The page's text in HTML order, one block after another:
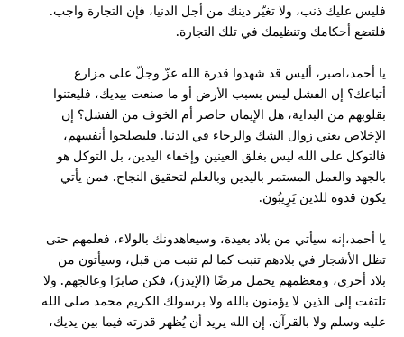
فليس عليك ذنب، ولا تغيّر دينك من أجل الدنيا، فإن التجارة واجب.
فلتضع أحكامك وتنظيمك في تلك التجارة.
يا أحمد،اصبر، أليس قد شهدوا قدرة الله عزّ وجلّ على مزارع
أتباعك؟ إن الفشل ليس بسبب الأرض أو ما صنعت بيديك، فليعتنوا
بقلوبهم من البداية، هل الإيمان حاضر أم الخوف من الفشل؟ إن
الإخلاص يعني زوال الشك والرجاء في الدنيا. فليصلحوا أنفسهم،
فالتوكل على الله ليس بغلق العينين وإخفاء اليدين، بل التوكل هو
بالجهد والعمل المستمر باليدين وبالعلم لتحقيق النجاح. فمن يأتي
يكون قدوة للذين يَرِيبُون.
يا أحمد،إنه سيأتي من بلاد بعيدة، وسيعاهدونك بالولاء، فعلمهم حتى
تظل الأشجار في بلادهم تنبت كما لم تنبت من قبل، وسيأتون من
بلاد أخرى، ومعظمهم يحمل مرضًا (الإيدز)، فكن صابرًا وعالجهم. ولا
تلتفت إلى الذين لا يؤمنون بالله ولا برسولك الكريم محمد صلى الله
عليه وسلم ولا بالقرآن. إن الله يريد أن يُظهر قدرته فيما بين يديك،